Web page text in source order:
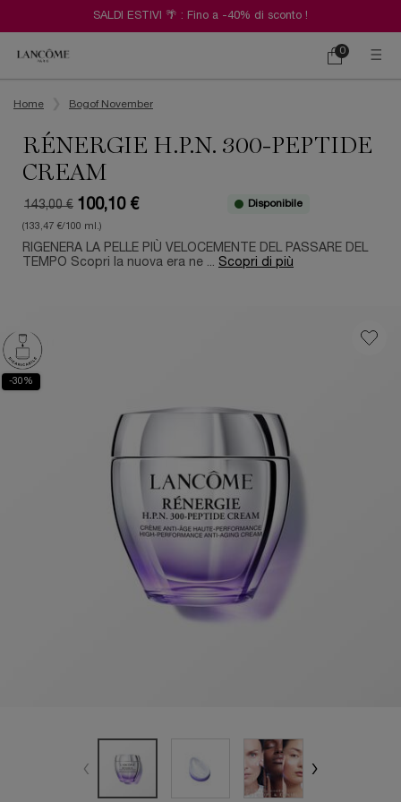
SALDI ESTIVI 🌴 : Fino a -40% di sconto !
Carrello
0
0 prodotto
Home
Bogof November
RÉNERGIE H.P.N. 300-PEPTIDE
CREAM
Old price
143,00 €
New price
100,10 €
(133,47 €/100 ml.)
Disponibile
RIGENERA LA PELLE PIÙ VELOCEMENTE DEL PASSARE DEL
TEMPO Scopri la nuova era ne ... Scopri di più
-30%